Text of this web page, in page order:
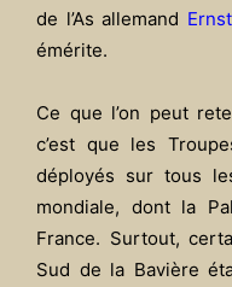
de l’As allemand
émérite.
Ce que l’on peut
c’est que les
déployés sur tous
mondiale, dont la
France. Surtout,
Sud de la Bavière